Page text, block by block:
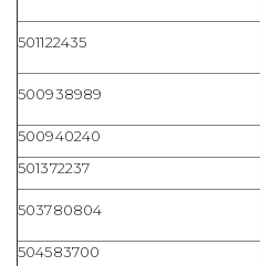
501122435
500938989
500940240
501372237
503780804
504583700